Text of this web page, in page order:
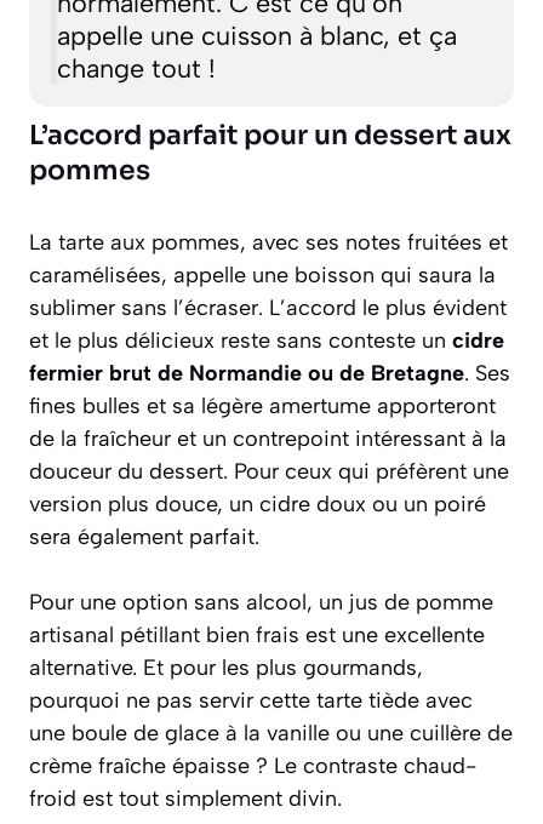
appelle une cuisson à blanc, et ça
change tout !
L’accord parfait pour un dessert aux
pommes
La tarte aux pommes, avec ses notes fruitées et
caramélisées, appelle une boisson qui saura la
sublimer sans l’écraser. L’accord le plus évident
et le plus délicieux reste sans conteste un cidre
fermier brut de Normandie ou de Bretagne. Ses
fines bulles et sa légère amertume apporteront
de la fraîcheur et un contrepoint intéressant à la
douceur du dessert. Pour ceux qui préfèrent une
version plus douce, un cidre doux ou un poiré
sera également parfait.
Pour une option sans alcool, un jus de pomme
artisanal pétillant bien frais est une excellente
alternative. Et pour les plus gourmands,
pourquoi ne pas servir cette tarte tiède avec
une boule de glace à la vanille ou une cuillère de
crème fraîche épaisse ? Le contraste chaud-
froid est tout simplement divin.